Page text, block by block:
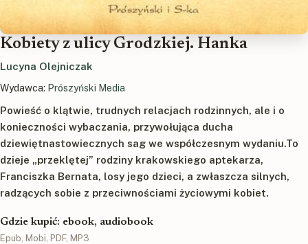
Kobiety z ulicy Grodzkiej. Hanka
Lucyna Olejniczak
Wydawca: Prószyński Media
Powieść o klątwie, trudnych relacjach rodzinnych, ale i o
konieczności wybaczania, przywołująca ducha
dziewiętnastowiecznych sag we współczesnym wydaniu.To
dzieje „przeklętej” rodziny krakowskiego aptekarza,
Franciszka Bernata, losy jego dzieci, a zwłaszcza silnych,
radzących sobie z przeciwnościami życiowymi kobiet.
Gdzie kupić: ebook, audiobook
Epub, Mobi, PDF, MP3